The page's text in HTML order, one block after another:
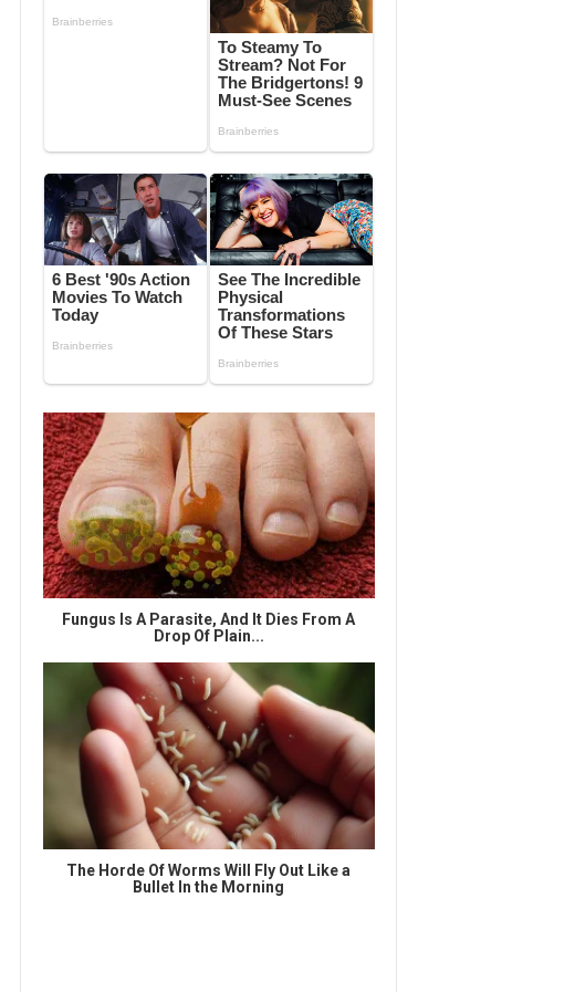
Fungus Is A Parasite, And It Dies From A
Drop Of Plain...
The Horde Of Worms Will Fly Out Like a
Bullet In the Morning